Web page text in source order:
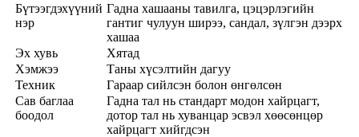
Бүтээгдэхүүний
нэр
Гадна хашааны тавилга, цэцэрлэгийн
гантиг чулуун ширээ, сандал, зүлгэн дээрх
хашаа
Эх хувь
Хятад
Хэмжээ
Таны хүсэлтийн дагуу
Техник
Гараар сийлсэн болон өнгөлсөн
Сав баглаа
боодол
Гадна тал нь стандарт модон хайрцагт,
дотор тал нь хуванцар эсвэл хөөсөнцөр
хайрцагт хийгдсэн